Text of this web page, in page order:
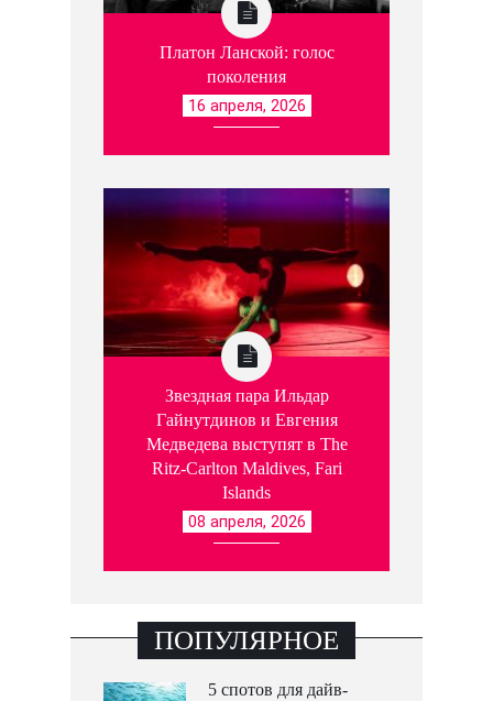
Платон Ланской: голос
поколения
16 апреля, 2026
Звездная пара Ильдар
Гайнутдинов и Евгения
Медведева выступят в The
Ritz-Carlton Maldives, Fari
Islands
08 апреля, 2026
ПОПУЛЯРНОЕ
5 спотов для дайв-